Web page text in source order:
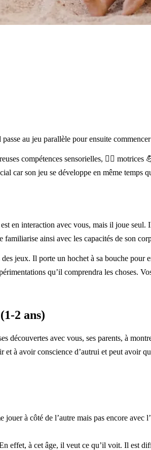
au jeu parallèle pour ensuite
compétences sensorielles, ✋🏼
car son jeu se développe en même temps
en interaction avec vous, mais il joue seul.
ainsi avec les capacités de son
jeux. Il porte un hochet à sa bouche
qu’il comprendra les
2 ans)
découvertes avec vous, ses parents, à
à avoir conscience d’autrui et peut avoir
à côté de l’autre mais pas encore
effet, à cet âge, il veut ce qu’il voit. Il est